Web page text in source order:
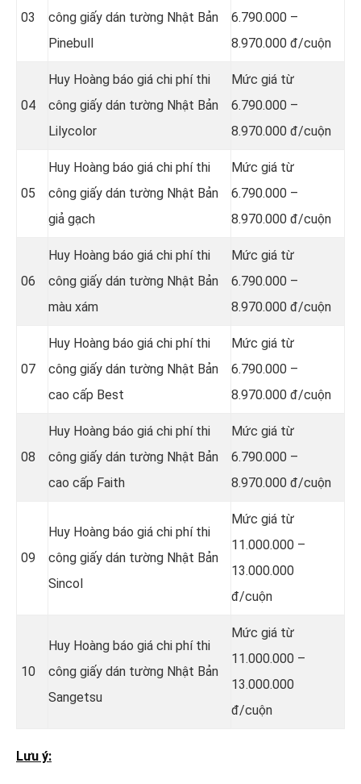
03
công giấy dán tường Nhật Bản
Pinebull
6.790.000 –
8.970.000 đ/cuộn
04
Huy Hoàng báo giá chi phí thi
công giấy dán tường Nhật Bản
Lilycolor
Mức giá từ
6.790.000 –
8.970.000 đ/cuộn
05
Huy Hoàng báo giá chi phí thi
công giấy dán tường Nhật Bản
giả gạch
Mức giá từ
6.790.000 –
8.970.000 đ/cuộn
06
Huy Hoàng báo giá chi phí thi
công giấy dán tường Nhật Bản
màu xám
Mức giá từ
6.790.000 –
8.970.000 đ/cuộn
07
Huy Hoàng báo giá chi phí thi
công giấy dán tường Nhật Bản
cao cấp Best
Mức giá từ
6.790.000 –
8.970.000 đ/cuộn
08
Huy Hoàng báo giá chi phí thi
công giấy dán tường Nhật Bản
cao cấp Faith
Mức giá từ
6.790.000 –
8.970.000 đ/cuộn
09
Huy Hoàng báo giá chi phí thi
công giấy dán tường Nhật Bản
Sincol
Mức giá từ
11.000.000 –
13.000.000
đ/cuộn
10
Huy Hoàng báo giá chi phí thi
công giấy dán tường Nhật Bản
Sangetsu
Mức giá từ
11.000.000 –
13.000.000
đ/cuộn
Lưu ý: